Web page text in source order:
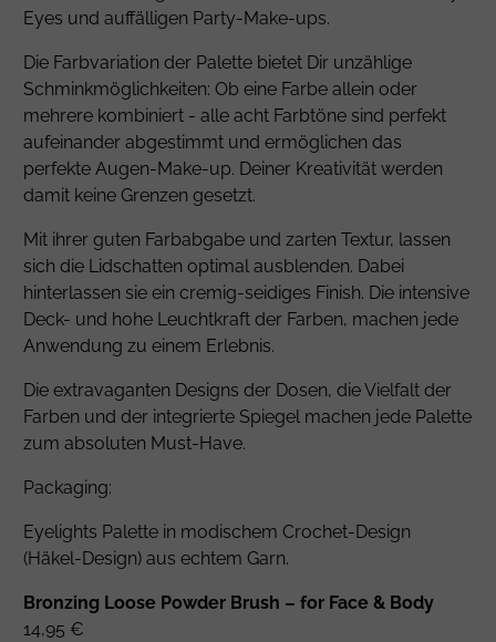
Eyes und auffälligen Party-Make-ups.
Die Farbvariation der Palette bietet Dir unzählige
Schminkmöglichkeiten: Ob eine Farbe allein oder
mehrere kombiniert - alle acht Farbtöne sind perfekt
aufeinander abgestimmt und ermöglichen das
perfekte Augen-Make-up. Deiner Kreativität werden
damit keine Grenzen gesetzt.
Mit ihrer guten Farbabgabe und zarten Textur, lassen
sich die Lidschatten optimal ausblenden. Dabei
hinterlassen sie ein cremig-seidiges Finish. Die intensive
Deck- und hohe Leuchtkraft der Farben, machen jede
Anwendung zu einem Erlebnis.
Die extravaganten Designs der Dosen, die Vielfalt der
Farben und der integrierte Spiegel machen jede Palette
zum absoluten Must-Have.
Packaging:
Eyelights Palette in modischem Crochet-Design
(Häkel-Design) aus echtem Garn.
Bronzing Loose Powder Brush – for Face & Body
14,95 €